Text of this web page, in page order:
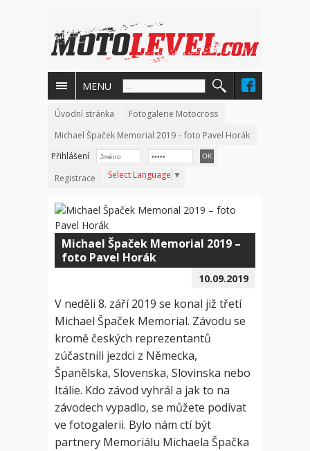
MENU
Úvodní stránka
Fotogalerie Motocross
Michael Špaček Memorial 2019 – foto Pavel Horák
Přihlášení
Registrace
Select Language ▼
Michael Špaček Memorial 2019 –
foto Pavel Horák
10.09.2019
V neděli 8. září 2019 se konal již třetí
Michael Špaček Memorial. Závodu se
kromě českých reprezentantů
zúčastnili jezdci z Německa,
Španělska, Slovenska, Slovinska nebo
Itálie. Kdo závod vyhrál a jak to na
závodech vypadlo, se můžete podívat
ve fotogalerii. Bylo nám ctí být
partnery Memoriálu Michaela Špačka